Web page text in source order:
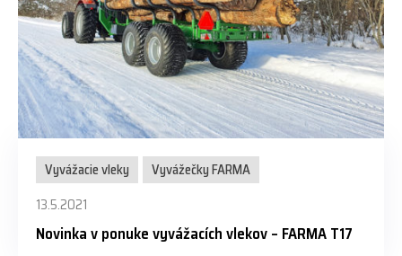
Vyvážacie vleky
Vyvážečky FARMA
13.5.2021
Novinka v ponuke vyvážacích vlekov – FARMA T17